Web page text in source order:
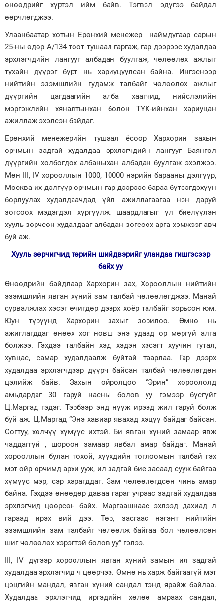
өнөөдрийг хүртэл ийм байв. Тэгвэл эдүгээ байдал
өөрчлөгджээ.
Улаанбаатар хотын Ерөнхий менежер наймдугаар сарын
25-ны өдөр А/134 тоот тушаал гаргаж, гар дээрээс худалдаа
эрхлэгчдийн лангууг албадан буулгаж, чөлөөлөх ажлыг
тухайн дүүрэг бүрт нь хариуцуулсан байна. Ингэснээр
нийтийн эзэмшлийн гудамж талбайг чөлөөлөх ажлыг
дүүргийн цагдаагийн алба хаагчид, нийслэлийн
мэргэжлийн хяналтынхан болон ТҮК-ийнхан хариуцан
ажиллаж эхэлсэн байдаг.
Ерөнхий менежерийн тушаал ёсоор Хархорин захын
орчмын задгай худалдаа эрхлэгчдийн лангууг Баянгол
дүүргийн холбогдох албаныхан албадан буулгаж эхэлжээ.
Мөн III, IV хорооллын 1000, 10000 нэрийн барааны дэлгүүр,
Москва их дэлгүүр орчмын гар дээрээс бараа бүтээгдэхүүн
борлуулах худалдаачдад үйл ажиллагаагаа нэн даруй
зогсоох мэдэгдэл хүргүүлж, шаардлагыг үл биелүүлэн
хууль зөрчсөн худалдааг албадан зогсоох арга хэмжээг авч
буй аж.
Хууль зөрчигчид төрийн шийдвэрийг уландаа гишгэсээр
байх уу
Өнөөдрийн байдлаар Хархорин зах, Хорооллын нийтийн
эзэмшлийн явган хүний зам талбай чөлөөлөгджээ. Манай
сурвалжлах хэсэг өчигдөр дээрх хоёр талбайг зорьсон юм.
Юун түрүүнд Хархорин захыг зорилоо. Өмнө нь
ажиглагддаг өнөөх хог новш энэ удаад ор мөргүй алга
болжээ. Гэхдээ талбайн хэд хэдэн хэсэгт хуучин гутал,
хувцас, самар худалдаалж буйтай таарлаа. Гар дээрх
худалдаа эрхлэгчдээр дүүрч байсан талбай чөлөөлөгдөн
цэлийж байв. Захын ойролцоо “Эрин” хороололд
амьдардаг 30 гаруй насны болов уу гэмээр бүсгүйг
Ц.Маргад гэдэг. Тэрбээр энд нүүж ирээд жил гаруй болж
буй аж. Ц.Маргад “Энэ хавиар явахад хэцүү байдаг байсан.
Согтуу, хөлчүү хүмүүс ихтэй. Би явган хүний замаар явж
чаддаггүй , шороон замаар явбал амар байдаг. Манай
хорооллын булан тохой, хүүхдийн тоглоомын талбай гэх
мэт ойр орчимд архи ууж, ил задгай бие засаад сууж байгаа
хүмүүс мэр, сэр харагддаг. Зам чөлөөлөгдсөн чинь амар
байна. Гэхдээ өнөөдөр даваа гараг учраас задгай худалдаа
эрхлэгчид цөөрсөн байх. Маргаашнаас эхлээд дахиад л
гараад ирэх вий дээ. Төр, засгаас нэгэнт нийтийн
эзэмшлийн зам талбайг чөлөөлж байгаа бол чөлөөлсөн
шиг чөлөөлөх хэрэгтэй болов уу” гэлээ.
III, IV дүгээр хорооллын явган хүний замын ил задгай
худалдаа эрхлэгчид ч цөөрчээ. Өмнө нь харж байгаагүй мэт
цэцгийн мандал, явган хүний сандал тэнд ярайж бай­лаа.
Худалдаа эрх­лэг­чид ир­гэ­дийн хөлөө амраах сандал,